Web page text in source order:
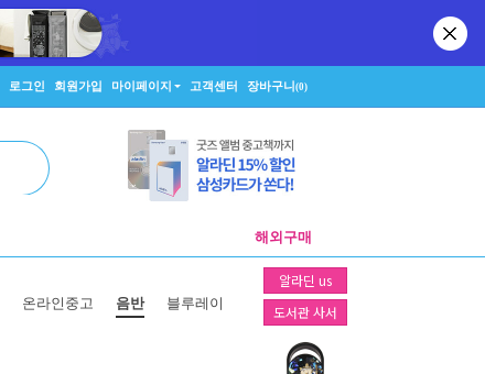
로그인 회원가입 마이페이지 고객센터 장바구니(0)
해외구매
알라딘 us
도서관 사서
온라인중고 음반 블루레이